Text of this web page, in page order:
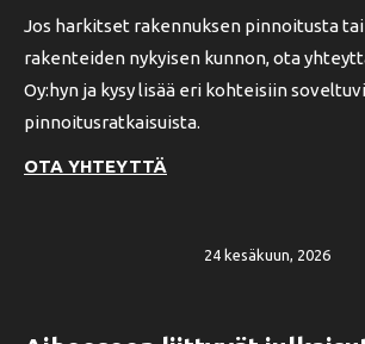
Jos harkitset rakennuksen pinnoitusta
rakenteiden nykyisen kunnon, ota
Oy:hyn ja kysy lisää eri kohteisiin
pinnoitusratkaisuista.
OTA YHTEYTTÄ
24 kesäkuun, 2026